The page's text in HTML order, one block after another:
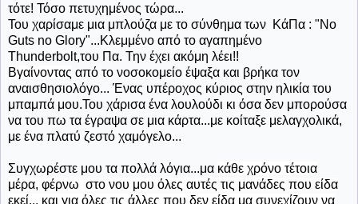
τότε! Τόσο πετυχημένος τώρα...
Του χαρίσαμε μια μπλούζα με το σύνθημα των ΚάΠα : "No
Guts no Glory"...Κλεμμένο από το αγαπημένο
Thunderbolt,του Πα. Την έχει ακόμη λέει!!
Βγαίνοντας από το νοσοκομείο έψαξα και βρήκα τον
αναισθησιολόγο... Ένας υπέροχος κύριος στην ηλικία του
μπαμπά μου.Του χάρισα ένα λουλούδι κι όσα δεν μπορούσα
να του πω τα έγραψα σε μια κάρτα...με κοίταξε μελαγχολικά,
με ένα πλατύ ζεστό χαμόγελο...
Συγχωρέστε μου τα πολλά λόγια...μα κάθε χρόνο τέτοια
μέρα, φέρνω στο νου μου όλες αυτές τις μανάδες που είδα
εκεί... και για όλες τις άλλες που δεν είδα μα συνεχίζουν να